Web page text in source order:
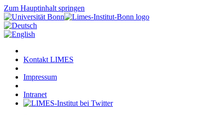
Zum Hauptinhalt springen
Kontakt LIMES
Impressum
Intranet